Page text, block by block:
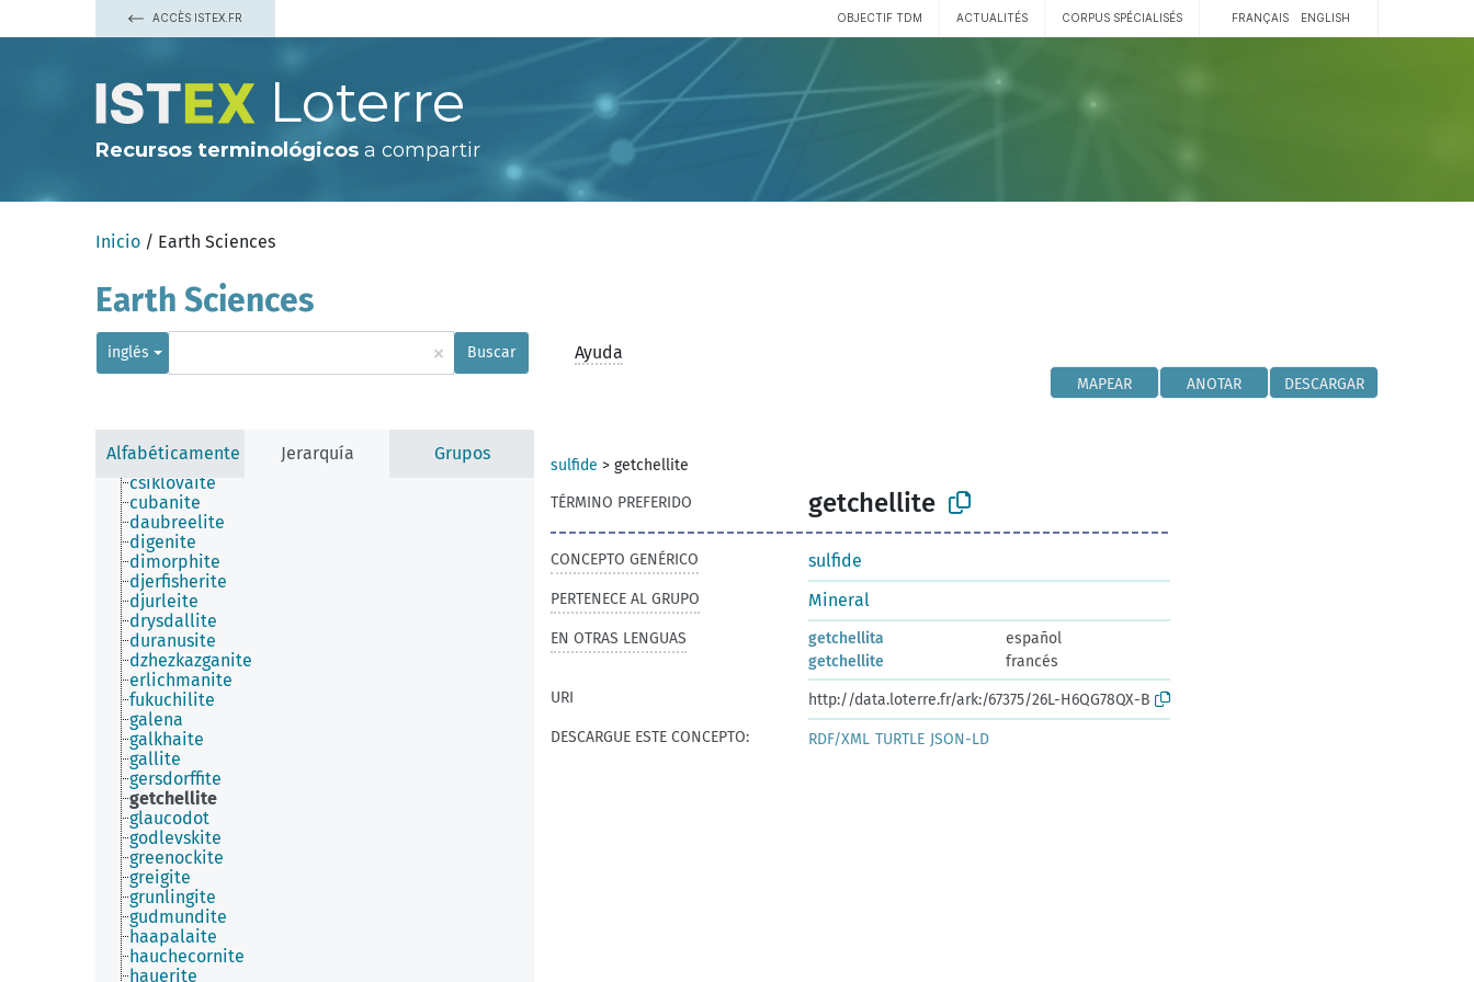
ACCÈS ISTEX.FR OBJECTIF TDM ACTUALITÉS CORPUS SPÉCIALISÉS FRANÇAIS ENGLISH
Loterre
Recursos terminológicos a compartir
Inicio / Earth Sciences
Earth Sciences
inglés × Buscar Ayuda
MAPEAR ANOTAR DESCARGAR
Alfabéticamente Jerarquía Grupos
benjaminite
berndtite
bismuthinite
bornite
braggite
bravoite
canfieldite
cattierite
chalcopyrite
chalcothallite
cobaltite
cocinerite
costibite
covellite
csiklovaite
cubanite
daubreelite
digenite
dimorphite
djerfisherite
djurleite
drysdallite
duranusite
dzhezkazganite
erlichmanite
fukuchilite
galena
galkhaite
gallite
gersdorffite
getchellite
glaucodot
godlevskite
greenockite
greigite
grunlingite
gudmundite
haapalaite
hauchecornite
hauerite
sulfide > getchellite
TÉRMINO PREFERIDO
getchellite
CONCEPTO GENÉRICO sulfide
PERTENECE AL GRUPO Mineral
EN OTRAS LENGUAS getchellita
español
getchellite
francés
URI
http://data.loterre.fr/ark:/67375/26L-H6QG78QX-B
DESCARGUE ESTE CONCEPTO:
RDF/XML TURTLE JSON-LD